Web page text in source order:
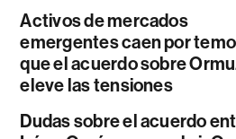
Activos de mercados
emergentes caen por
que el acuerdo sobre
eleve las tensiones
Dudas sobre el acuerdo